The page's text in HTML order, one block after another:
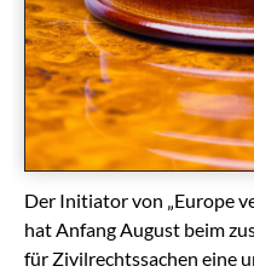
Der Initiator von „Europe
hat Anfang August beim
für Zivilrechtssachen eine